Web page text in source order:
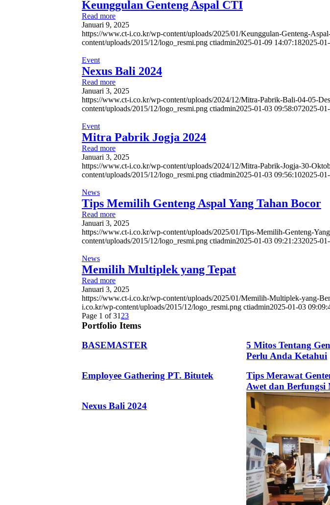
Keunggulan Genteng Aspal CTI
Read more
Januari 9, 2025
https://www.ct-i.co.kr/wp-content/uploads/2025/01/Keunggulan-Genteng-
content/uploads/2015/12/logo_resmi.png ctiadmin2025-01-09 14:07:182025-
Event
Nexus Bali 2024
Read more
Januari 3, 2025
https://www.ct-i.co.kr/wp-content/uploads/2024/12/Mitra-Pabrik-Bali-04-05-
content/uploads/2015/12/logo_resmi.png ctiadmin2025-01-03 09:58:072025-
Event
Mitra Pabrik Jogja 2024
Read more
Januari 3, 2025
https://www.ct-i.co.kr/wp-content/uploads/2024/12/Mitra-Pabrik-Jogja-30-
content/uploads/2015/12/logo_resmi.png ctiadmin2025-01-03 09:56:102025-
News
Tips Memilih Genteng Aspal Yang Tahan Bocor
Read more
Januari 3, 2025
https://www.ct-i.co.kr/wp-content/uploads/2025/01/Tips-Memilih-Genteng-
content/uploads/2015/12/logo_resmi.png ctiadmin2025-01-03 09:21:232025-
News
Memilih Multiplek yang Tepat
Read more
Januari 3, 2025
https://www.ct-i.co.kr/wp-content/uploads/2025/01/Memilih-Multiplek-yang-
i.co.kr/wp-content/uploads/2015/12/logo_resmi.png ctiadmin2025-01-03
Page 1 of 31 23
Portfolio Items
BASEMASTER
5 Mitos Tentang
Perlu Anda Ketahui
Employee Gathering PT. Bitutek
Tips Merawat
Awet dan Berfungsi
Nexus Bali 2024